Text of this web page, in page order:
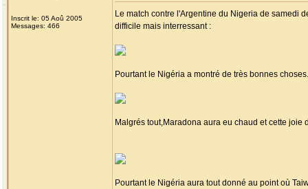
Inscrit le: 05 Aoû 2005
Messages: 466
Le match contre l'Argentine du Nigeria de samedi
difficile mais interressant :
Pourtant le Nigéria a montré de très bonnes
Malgrés tout,Maradona aura eu chaud et cette
Pourtant le Nigéria aura tout donné au point où